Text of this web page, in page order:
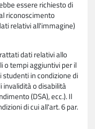
essere richiesto di
riconoscimento
relativi all'immagine)
dati relativi allo
o tempi aggiuntivi per il
in condizione di
o disabilità
(DSA), ecc.). Il
di cui all'art. 6 par.